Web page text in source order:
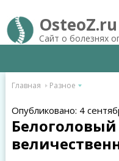
OsteoZ.ru
Сайт о болезнях
Главная Разное
Опубликовано: 4